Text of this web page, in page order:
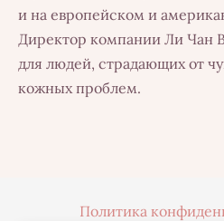
и на европейском и
Директор компании Ли Чан
для людей, страдающих от
кожных проблем.
Политика